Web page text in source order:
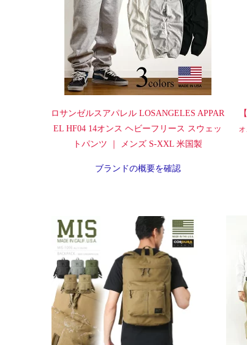
ロサンゼルスアパレル LOSANGELES APPAR
EL HF04 14オンス ヘビーフリース スウェッ
トパンツ ｜ メンズ S-XXL 米国製
ブランドの概要を確認